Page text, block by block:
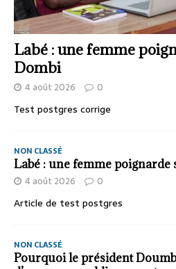
Labé : une femme
Dombi
4 août 2026 0
Test postgres corrige
NON CLASSÉ
Labé : une femme poignarde
4 août 2026 0
Article de test postgres
NON CLASSÉ
Pourquoi le président